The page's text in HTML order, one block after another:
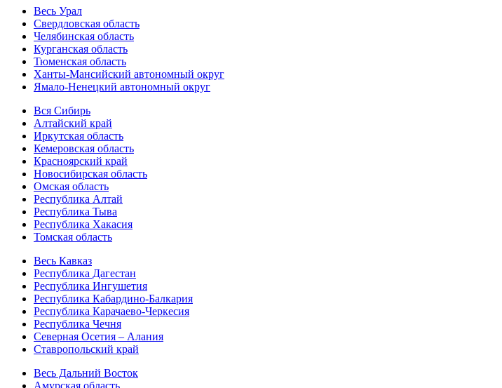
Весь Урал
Свердловская область
Челябинская область
Курганская область
Тюменская область
Ханты-Мансийский автономный округ
Ямало-Ненецкий автономный округ
Вся Сибирь
Алтайский край
Иркутская область
Кемеровская область
Красноярский край
Новосибирская область
Омская область
Республика Алтай
Республика Тыва
Республика Хакасия
Томская область
Весь Кавказ
Республика Дагестан
Республика Ингушетия
Республика Кабардино-Балкария
Республика Карачаево-Черкесия
Республика Чечня
Северная Осетия – Алания
Ставропольский край
Весь Дальний Восток
Амурская область